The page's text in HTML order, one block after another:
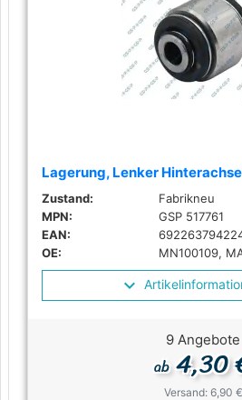
Lagerung, Lenker Hinterachse
Zustand:
Fabrikneu
MPN:
GSP 517761
EAN:
OE:
MN100109,
9 Angebote
ab4,30
Versand: 6,90 €